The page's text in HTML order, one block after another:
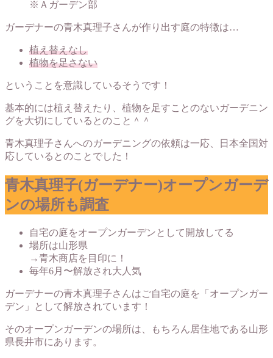
※Ａガーデン部
ガーデナーの青木真理子さんが作り出す庭の特徴は…
植え替えなし
植物を足さない
ということを意識しているそうです！
基本的には植え替えたり、植物を足すことのないガーデニン
グを大切にしているとのこと＾＾
青木真理子さんへのガーデニングの依頼は一応、日本全国対
応しているとのことでした！
青木真理子(ガーデナー)オープンガーデ
ンの場所も調査
自宅の庭をオープンガーデンとして開放してる
場所は山形県
→青木商店を目印に！
毎年6月〜解放され大人気
ガーデナーの青木真理子さんはご自宅の庭を「オープンガー
デン」として解放されています！
そのオープンガーデンの場所は、もちろん居住地である山形
県長井市にあります。